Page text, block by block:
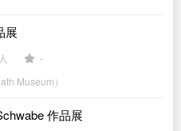
展
-
Museum）
作品展